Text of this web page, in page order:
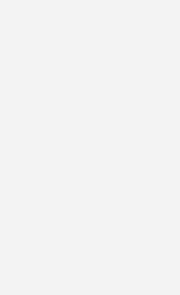
auf die ärztliche
Kranken in
im Zusammenhang mit der
auch bei psychisch gestörten
Eine Rücksichtnahme auf
bei Störungen der
Auch sind
Eltern –